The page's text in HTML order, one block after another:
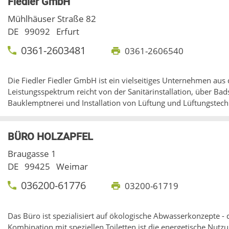
Mühlhäuser Straße 82
DE 99092 Erfurt
0361-2603481 0361-2606540
Die Fiedler Fiedler GmbH ist ein vielseitiges Unternehmen
Leistungsspektrum reicht von der Sanitärinstallation, über
Bauklemptnerei und Installation von Lüftung und
BÜRO HOLZAPFEL
Braugasse 1
DE 99425 Weimar
036200-61776 03200-61719
Das Büro ist spezialisiert auf ökologische Abwasserkonzepte
Kombination mit speziellen Toiletten ist die energetische